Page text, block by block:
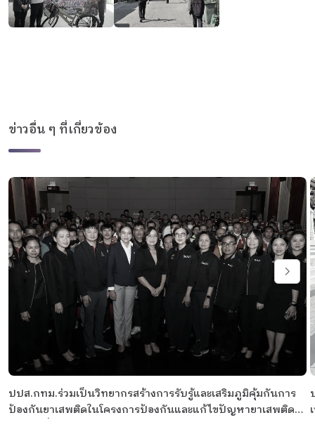
ข่าวอื่น ๆ ที่เกี่ยวข้อง
ปปส.กทม.ร่วมเป็นวิทยากรสร้างการรับรู้และเสริมภูมิคุ้มกันการ
ป้องกันยาเสพติดในโครงการป้องกันและแก้ไขปัญหายาเสพติดใน